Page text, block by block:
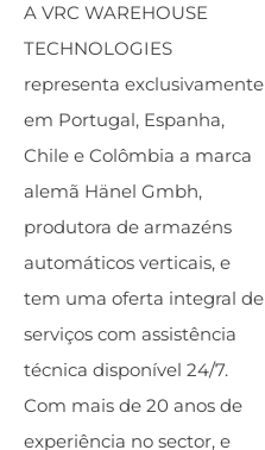
A VRC WAREHOUSE
TECHNOLOGIES
representa exclusivamente
em Portugal, Espanha,
Chile e Colômbia a marca
alemã Hänel Gmbh,
produtora de armazéns
automáticos verticais, e
tem uma oferta integral de
serviços com assistência
técnica disponível 24/7.
Com mais de 20 anos de
experiência no sector, e